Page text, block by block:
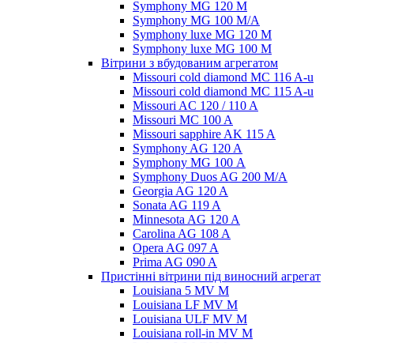
Symphony MG 120 M
Symphony MG 100 M/А
Symphony luxe MG 120 M
Symphony luxe MG 100 M
Вітрини з вбудованим агрегатом
Missouri cold diamond MC 116 A-u
Missouri cold diamond MC 115 A-u
Missouri AC 120 / 110 A
Missouri MC 100 A
Missouri sapphire AK 115 A
Symphony AG 120 A
Symphony MG 100 А
Symphony Duos AG 200 M/A
Georgia AG 120 A
Sonata AG 119 A
Minnesota AG 120 A
Carolina AG 108 A
Opera AG 097 A
Prima AG 090 A
Пристінні вітрини під виносний агрегат
Louisiana 5 MV M
Louisiana LF MV M
Louisiana ULF MV M
Louisiana roll-in MV M